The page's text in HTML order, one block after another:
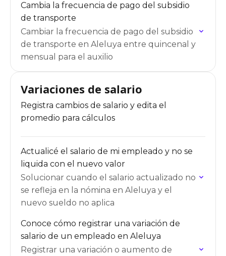
Cambia la frecuencia de pago del subsidio
de transporte
Cambiar la frecuencia de pago del subsidio
de transporte en Aleluya entre quincenal y
mensual para el auxilio
Variaciones de salario
Registra cambios de salario y edita el
promedio para cálculos
Actualicé el salario de mi empleado y no se
liquida con el nuevo valor
Solucionar cuando el salario actualizado no
se refleja en la nómina en Aleluya y el
nuevo sueldo no aplica
Conoce cómo registrar una variación de
salario de un empleado en Aleluya
Registrar una variación o aumento de